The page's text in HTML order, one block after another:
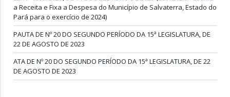
a Receita e Fixa a Despesa do Município de Salvaterra, Estado do
Pará para o exercício de 2024)
PAUTA DE Nº 20 DO SEGUNDO PERÍODO DA 15ª LEGISLATURA, DE
22 DE AGOSTO DE 2023
ATA DE Nº 20 DO SEGUNDO PERÍODO DA 15ª LEGISLATURA, DE 22
DE AGOSTO DE 2023